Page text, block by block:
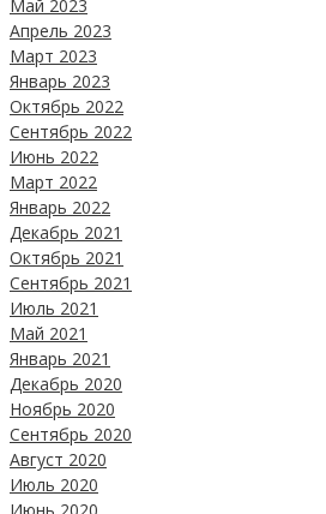
Май 2023
Апрель 2023
Март 2023
Январь 2023
Октябрь 2022
Сентябрь 2022
Июнь 2022
Март 2022
Январь 2022
Декабрь 2021
Октябрь 2021
Сентябрь 2021
Июль 2021
Май 2021
Январь 2021
Декабрь 2020
Ноябрь 2020
Сентябрь 2020
Август 2020
Июль 2020